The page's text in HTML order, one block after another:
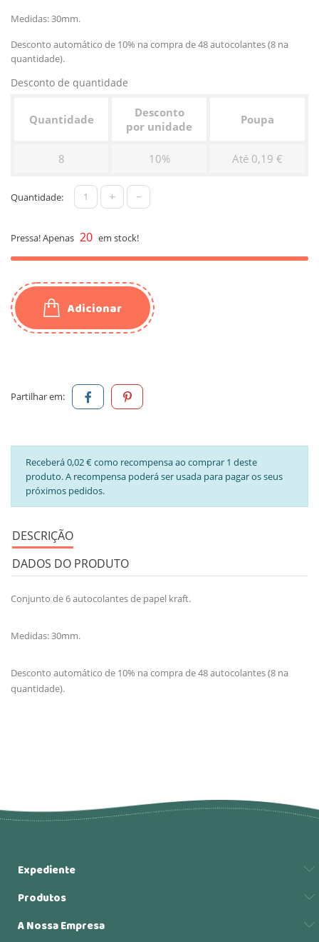
Medidas: 30mm.
Desconto automático de 10% na compra de 48 autocolantes (8 na
quantidade).
Desconto de quantidade
Quantidade
Desconto
por unidade
Poupa
8 10% Até 0,19 €
Quantidade: + -
Pressa! Apenas 20 em stock!
Adicionar
Partilhar em:
Receberá 0,02 € como recompensa ao comprar 1 deste
produto. A recompensa poderá ser usada para pagar os seus
próximos pedidos.
DESCRIÇÃO
DADOS DO PRODUTO
Conjunto de 6 autocolantes de papel kraft.
Medidas: 30mm.
Desconto automático de 10% na compra de 48 autocolantes (8 na
quantidade).
Expediente
Produtos
A Nossa Empresa